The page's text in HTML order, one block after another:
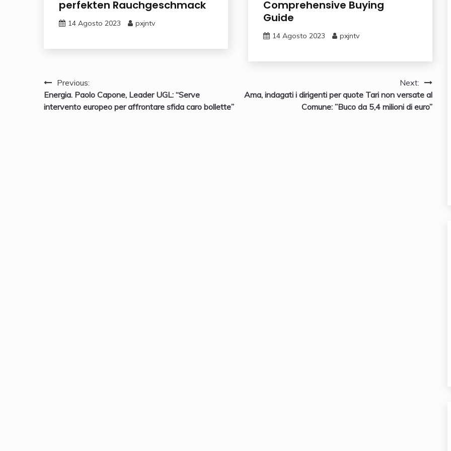
perfekten Rauchgeschmack
14 Agosto 2023 pxjntv
Comprehensive Buying
Guide
14 Agosto 2023 pxjntv
Navigazione
articoli
Previous:
Energia. Paolo Capone, Leader UGL: “Serve
intervento europeo per affrontare sfida caro bollette”
Next:
Ama, indagati i dirigenti per quote Tari non versate al
Comune: ”Buco da 5,4 milioni di euro”